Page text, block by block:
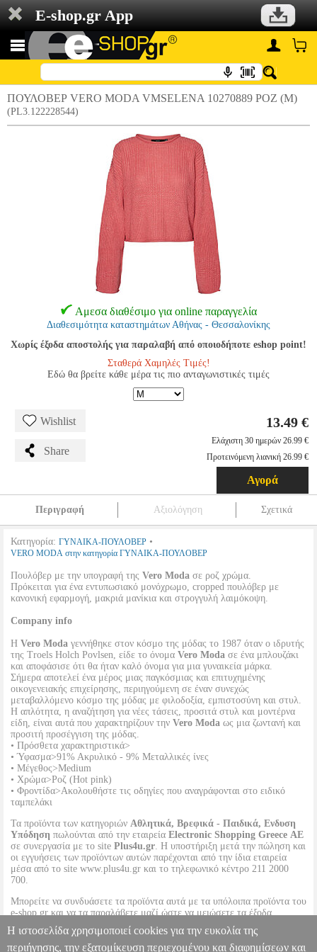
E-shop.gr App
ΠΟΥΛΟΒΕΡ VERO MODA VMSELENA 10270889 ΡΟΖ (M)
(PL3.122228544)
Αμεσα διαθέσιμο για online παραγγελία
Διαθεσιμότητα καταστημάτων Αθήνας - Θεσσαλονίκης
Χωρίς έξοδα αποστολής για παραλαβή από οποιοδήποτε eshop point!
Σταθερά Χαμηλές Τιμές!
Εδώ θα βρείτε κάθε μέρα τις πιο ανταγωνιστικές τιμές
Wishlist
Share
13.49 €
Ελάχιστη 30 ημερών 26.99 €
Προτεινόμενη λιανική 26.99 €
Αγορά
Περιγραφή Αξιολόγηση Σχετικά
Κατηγορία: ΓΥΝΑΙΚΑ-ΠΟΥΛΟΒΕΡ •
VERO MODA στην κατηγορία ΓΥΝΑΙΚΑ-ΠΟΥΛΟΒΕΡ
Πουλόβερ με την υπογραφή της Vero Moda σε ροζ χρώμα.
Πρόκειται για ένα εντυπωσιακό μονόχρωμο, cropped πουλόβερ με
κανονική εφαρμογή, μακριά μανίκια και στρογγυλή λαιμόκοψη.
Company info
Η Vero Moda γεννήθηκε στον κόσμο της μόδας το 1987 όταν ο ιδρυτής
της Troels Holch Povlsen, είδε το όνομα Vero Moda σε ένα μπλουζάκι
και αποφάσισε ότι θα ήταν καλό όνομα για μια γυναικεία μάρκα.
Σήμερα αποτελεί ένα μέρος μιας παγκόσμιας και επιτυχημένης
οικογενειακής επιχείρησης, περιηγούμενη σε έναν συνεχώς
μεταβαλλόμενο κόσμο της μόδας με φιλοδοξία, εμπιστοσύνη και στυλ.
Η απλότητα, η αναζήτηση για νέες τάσεις, προσιτά στυλ και μοντέρνα
είδη, είναι αυτά που χαρακτηρίζουν την Vero Moda ως μια ζωντανή και
προσιτή προσέγγιση της μόδας.
• Πρόσθετα χαρακτηριστικά>
• Ύφασμα>91% Ακρυλικό - 9% Μεταλλικές ίνες
• Μέγεθος>Medium
• Χρώμα>Ροζ (Hot pink)
• Φροντίδα>Ακολουθήστε τις οδηγίες που αναγράφονται στο ειδικό
ταμπελάκι
Τα προϊόντα των κατηγοριών Αθλητικά, Βρεφικά - Παιδικά, Ενδυση
Υπόδηση πωλούνται από την εταιρεία Electronic Shopping Greece ΑΕ
σε συνεργασία με το site Plus4u.gr. Η υποστήριξη μετά την πώληση και
οι εγγυήσεις των προϊόντων αυτών παρέχονται από την ίδια εταιρεία
μέσα από το site www.plus4u.gr και το τηλεφωνικό κέντρο 211 2000
700.
Μπορείτε να συνδυάσετε τα προϊόντα αυτά με τα υπόλοιπα προϊόντα του
e-shop.gr και να τα παραλάβετε μαζί ώστε να μειώσετε τα έξοδα
αποστολής. Μπορείτε επίσης να παραλάβετε από οποιοδήποτε eshop
point με μηδενικά έξοδα αποστολής ανεξαρτήτως ύψους παραγγελίας!
Η ιστοσελίδα χρησιμοποιεί cookies για την ευκολία της
περιήγησης, την εξατομίκευση περιεχομένου και διαφημίσεων και